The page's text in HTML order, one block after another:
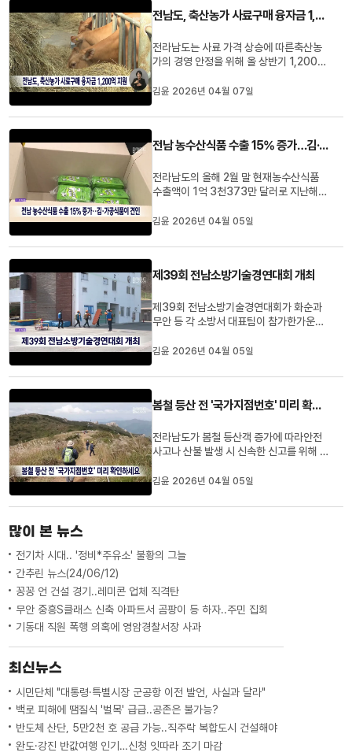
인 차량은 공영주차장 5부제 ...
전남도, 축산농가 사료구매 융자금 1,200억 지원
전라남도는 사료 가격 상승에 따른축산농
가의 경영 안정을 위해 올 상반기 1,200억
지원 조건은 금리 1.8%에 2년 거치 일시
정부 정책 참여 농가는 9억 원까지 대출을
유일하게대출 이자의 1%를 ...
김윤 2026년 04월 07일
전남 농수산식품 수출 15% 증가…김·가공식품이 견인
전라남도의 올해 2월 말 현재농수산식품
수출액이 1억 3천373만 달러로 지난해
가율 3.4%를 크게 웃돌았습니다.품목별
절반 가까이를 차지했고, 농산가공품은
등 신규 시장 개척을적극 지원하는 한편,
김윤 2026년 04월 05일
제39회 전남소방기술경연대회 개최
제39회 전남소방기술경연대회가 화순과
무안 등 각 소방서 대표팀이 참가한가운데
열렸습니다.이번 대회는실전 대응 능력과
현장 관리 속에 단 한 건의 안전사고 없이
#재난대응역량 #전남소방본부
김윤 2026년 04월 05일
봄철 등산 전 '국가지점번호' 미리 확인하세요
전라남도가 봄철 등산객 증가에 따라안전
사고나 산불 발생 시 신속한 신고를 위해 산
판과 국가지점번호판을 미리 확인해 둘 것
와 숫자 8자로 구성된 위치 표시 체계
김윤 2026년 04월 05일
많이 본 뉴스
전기차 시대.. '정비*주유소' 불황의 그늘
간추린 뉴스(24/06/12)
꽁꽁 언 건설 경기..레미콘 업체 직격탄
무안 중흥S클래스 신축 아파트서 곰팡이 등 하자..주민 집회
기동대 직원 폭행 의혹에 영암경찰서장 사과
최신뉴스
시민단체 "대통령·특별시장 군공항 이전 발언, 사실과 달라"
백로 피해에 땜질식 '벌목' 급급..공존은 불가능?
반도체 산단, 5만2천 호 공급 가능..직주락 복합도시 건설해야
완도·강진 반값여행 인기…신청 잇따라 조기 마감